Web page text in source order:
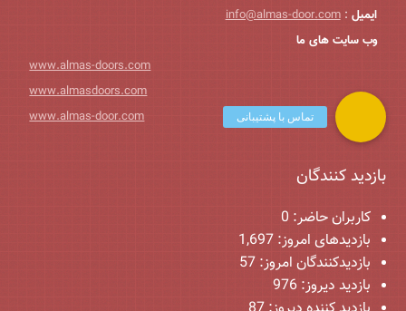
ایمیل :
info@almas-door.com
وب سایت های ما
www.almas-doors.com
www.almasdoors.com
www.almas-door.com
بازدید کنندگان
کاربران حاضر: 0
بازدیدهای امروز:1,697
بازدیدکنندگان امروز:57
بازدید دیروز:976